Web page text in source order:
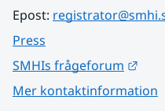
Epost:
Press
SMHIs frågeforum
Mer kontaktinformation